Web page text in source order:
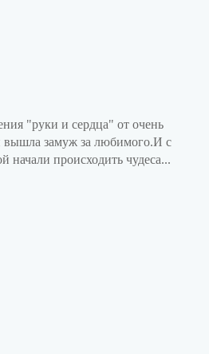
"руки и сердца" от очень
замуж за любимого.И с
начали происходить чудеса...